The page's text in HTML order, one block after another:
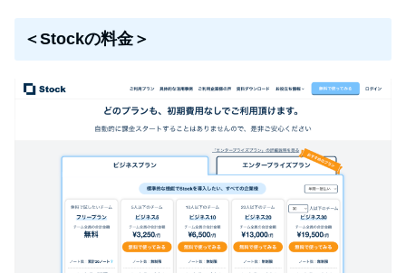
＜Stockの料金＞